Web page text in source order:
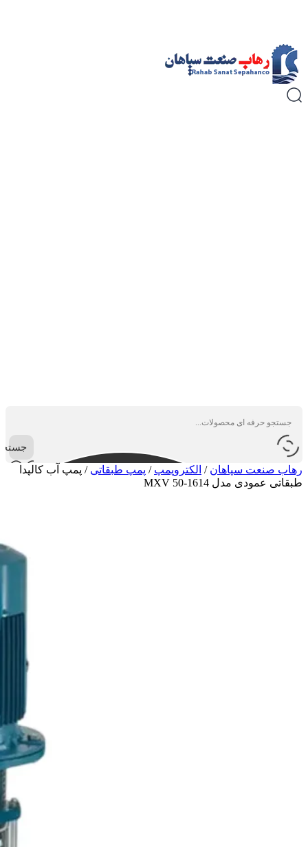
رهاب صنعت سپاهان / الکتروپمپ / پمپ طبقاتی / پمپ آب کالپدا
طبقاتی عمودی مدل MXV 50-1614